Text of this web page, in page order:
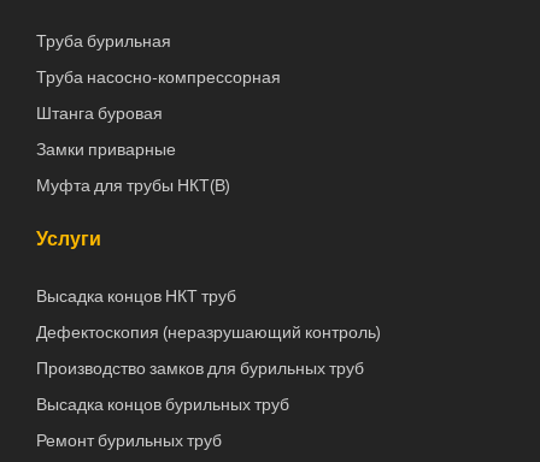
Труба бурильная
Труба насосно-компрессорная
Штанга буровая
Замки приварные
Муфта для трубы НКТ(В)
Услуги
Высадка концов НКТ труб
Дефектоскопия (неразрушающий контроль)
Производство замков для бурильных труб
Высадка концов бурильных труб
Ремонт бурильных труб